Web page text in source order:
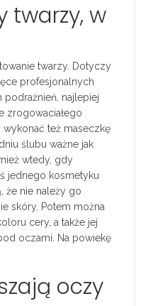
twarzy, w
twarzy. Dotyczy
profesjonalnych
najlepiej
zrogowaciałego
wykonać też maseczkę
ślubu ważne jak
wtedy, gdy
jednego kosmetyku
że nie należy go
skóry. Potem można
cery, a także jej
oczami. Na powiekę
oczy